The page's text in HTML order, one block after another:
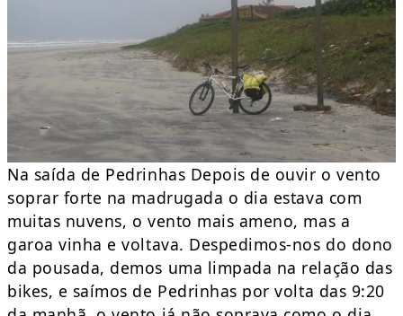
Na saída de Pedrinhas Depois de ouvir o vento
soprar forte na madrugada o dia estava com
muitas nuvens, o vento mais ameno, mas a
garoa vinha e voltava. Despedimos-nos do dono
da pousada, demos uma limpada na relação das
bikes, e saímos de Pedrinhas por volta das 9:20